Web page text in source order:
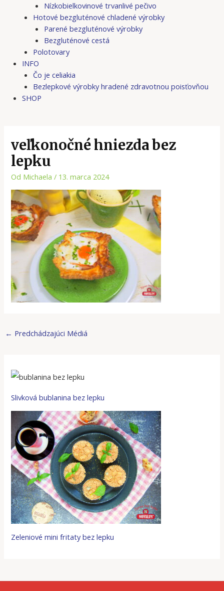
Nízkobielkovinové trvanlivé pečivo
Hotové bezgluténové chladené výrobky
Parené bezgluténové výrobky
Bezgluténové cestá
Polotovary
INFO
Čo je celiakia
Bezlepkové výrobky hradené zdravotnou poisťovňou
SHOP
veľkonočné hniezda bez
lepku
Od Michaela/ 13. marca 2024
← Predchádzajúci Médiá
Slivková bublanina bez lepku
Zeleniové mini fritaty bez lepku